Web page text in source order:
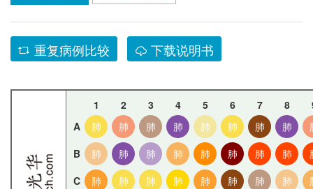
重复病例比较 下载说明书
1 2 3 4 5 6 7 8
A
肺 肺 肺 肺 肺 肺 肺 肺
B
肺 肺 肺 肺 肺 肺 肺 肺
C
肺 肺 肺 肺 肺 肺 肺 肺